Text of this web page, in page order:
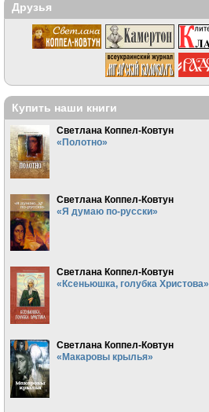
Друзья
Купить наши книги
Светлана Коппел-Ковтун
«Полотно»
Светлана Коппел-Ковтун
«Я думаю по-русски»
Светлана Коппел-Ковтун
«Ксеньюшка, голубка Христова»
Светлана Коппел-Ковтун
«Макаровы крылья»